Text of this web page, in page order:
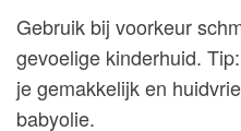
Gebruik bij voorkeur
gevoelige kinderhuid.
je gemakkelijk en
babyolie.